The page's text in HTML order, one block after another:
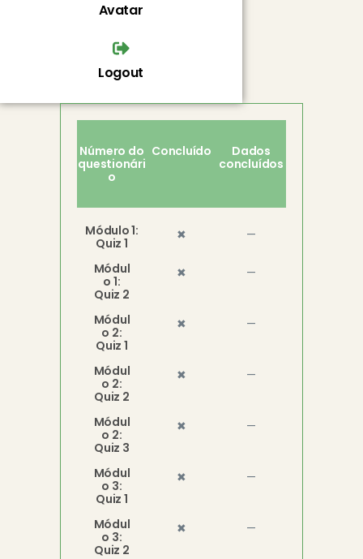
Avatar
Logout
Número do
questionári
o
Concluído
Dados
concluídos
Módulo 1:
Quiz 1
✖ —
Módul
o 1:
Quiz 2
✖ —
Módul
o 2:
Quiz 1
✖ —
Módul
o 2:
Quiz 2
✖ —
Módul
o 2:
Quiz 3
✖ —
Módul
o 3:
Quiz 1
✖ —
Módul
o 3:
Quiz 2
✖ —